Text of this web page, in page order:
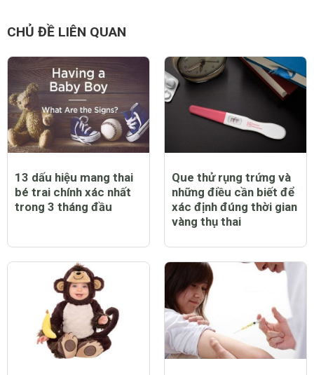
CHỦ ĐỀ LIÊN QUAN
13 dấu hiệu mang thai
bé trai chính xác nhất
trong 3 tháng đầu
Que thử rụng trứng và
những điều cần biết để
xác định đúng thời gian
vàng thụ thai